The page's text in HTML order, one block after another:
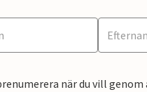
när du vill